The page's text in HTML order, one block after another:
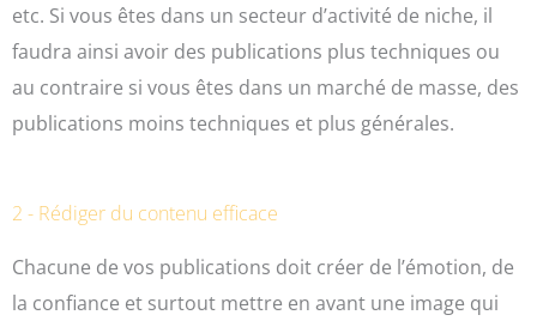
etc. Si vous êtes dans un secteur d’activité de niche, il
faudra ainsi avoir des publications plus techniques ou
au contraire si vous êtes dans un marché de masse, des
publications moins techniques et plus générales.
2 - Rédiger du contenu efficace
Chacune de vos publications doit créer de l’émotion, de
la confiance et surtout mettre en avant une image qui